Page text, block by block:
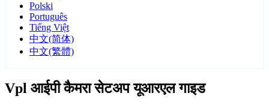
Polski
Português
Tiếng Việt
中文(简体)
中文(繁體)
Vpl आईपी कैमरा सेटअप यूआरएल गाइड